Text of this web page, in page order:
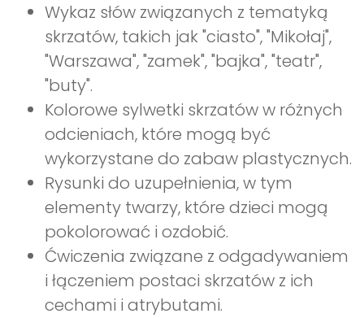
Wykaz słów związanych z tematyką
skrzatów, takich jak "ciasto", "Mikołaj",
"Warszawa", "zamek", "bajka", "teatr",
"buty".
Kolorowe sylwetki skrzatów w różnych
odcieniach, które mogą być
wykorzystane do zabaw plastycznych.
Rysunki do uzupełnienia, w tym
elementy twarzy, które dzieci mogą
pokolorować i ozdobić.
Ćwiczenia związane z odgadywaniem
i łączeniem postaci skrzatów z ich
cechami i atrybutami.